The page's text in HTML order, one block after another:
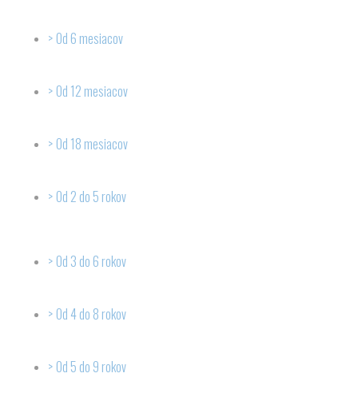
Od 6 mesiacov
Od 12 mesiacov
Od 18 mesiacov
Od 2 do 5 rokov
Od 3 do 6 rokov
Od 4 do 8 rokov
Od 5 do 9 rokov